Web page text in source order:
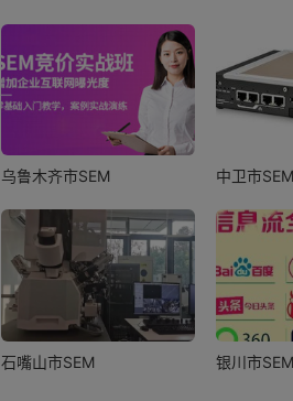
乌鲁木齐市SEM 中卫市SEM
石嘴山市SEM 银川市SEM